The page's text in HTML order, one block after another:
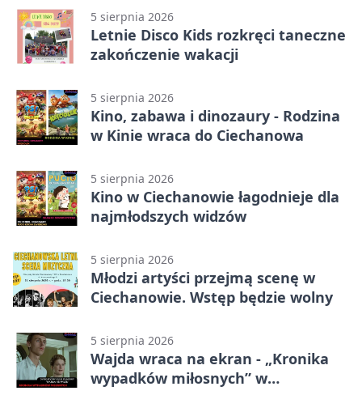
5 sierpnia 2026
Letnie Disco Kids rozkręci taneczne
zakończenie wakacji
5 sierpnia 2026
Kino, zabawa i dinozaury - Rodzina
w Kinie wraca do Ciechanowa
5 sierpnia 2026
Kino w Ciechanowie łagodnieje dla
najmłodszych widzów
5 sierpnia 2026
Młodzi artyści przejmą scenę w
Ciechanowie. Wstęp będzie wolny
5 sierpnia 2026
Wajda wraca na ekran - „Kronika
wypadków miłosnych” w